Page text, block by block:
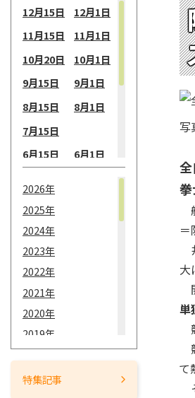
12月15日
12月1日
11月15日
11月1日
10月20日
10月1日
9月15日
9月1日
8月15日
8月1日
7月15日
6月15日
6月1日
3月15日
2月15日
1月15日
2026年
2025年
2024年
2023年
2022年
2021年
2020年
2019年
2018年
2017年
特集記事
写
＝
大
単
て